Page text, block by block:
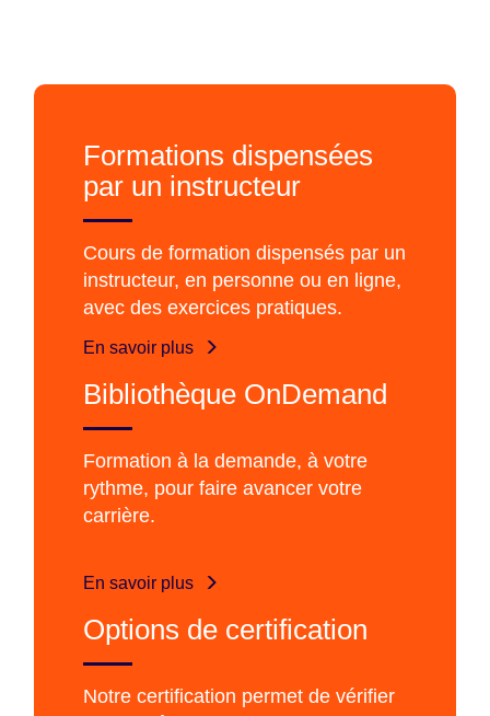
Formations dispensées
par un instructeur
Cours de formation dispensés par un
instructeur, en personne ou en ligne,
avec des exercices pratiques.
En savoir plus
Bibliothèque OnDemand
Formation à la demande, à votre
rythme, pour faire avancer votre
carrière.
En savoir plus
Options de certification
Notre certification permet de vérifier